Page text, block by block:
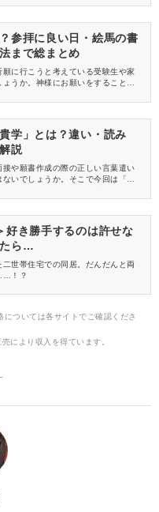
ます！
参拝に良い日・絵馬の書
まで総まとめ
に行こうと考えている受験生や家
うか。神様にお願いをすることで
すよね。そこで今回は、合格祈願
の方法もチェックしましょう。
学」とは？違い・読み
説
や願書作成の際の正しい言葉遣い
いでしょうか。そこで今回は「御
使われる言葉ですが、正しい使い
介するので、ぜひ受験の際に役立
好き勝手するのは許せな
たら…
世帯住宅での同居。だんだんと両
！？
ついては各サイトでご確認くださ
により収入を得ています。